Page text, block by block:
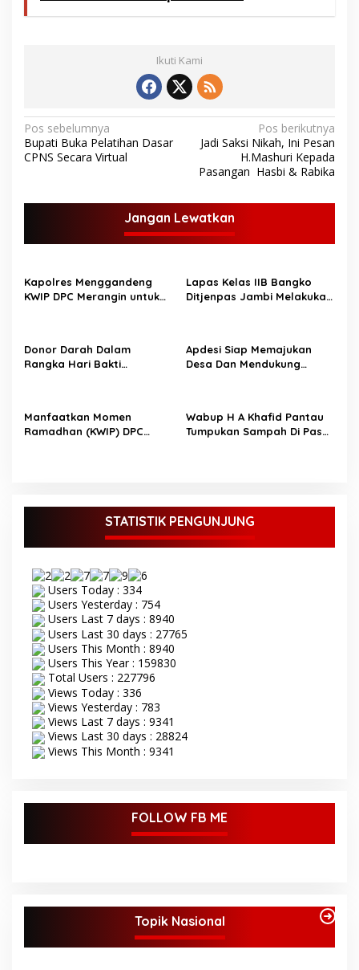
Ikuti Kami
N
a
i
a
i
s
Pos sebelumnya
Bupati Buka Pelatihan Dasar
CPNS Secara Virtual
Pos berikutnya
Jadi Saksi Nikah, Ini Pesan
H.Mashuri Kepada
Pasangan Hasbi & Rabika
Jangan Lewatkan
Kapolres Menggandeng
KWIP DPC Merangin untuk
bulan suci
Lapas Kelas IIB Bangko
Ditjenpas Jambi Melakukan
Donor Darah Dalam
Rangka Hari Bakti
Abundjani Merangin
Apdesi Siap Memajukan
Desa Dan Mendukung
Manfaatkan Momen
Ramadhan (KWIP) DPC
Wabup H A Khafid Pantau
Tumpukan Sampah Di Pasar
STATISTIK PENGUNJUNG
Users Today : 334
Users Yesterday : 754
Users Last 7 days : 8940
Users Last 30 days : 27765
Users This Month : 8940
Users This Year : 159830
Total Users : 227796
Views Today : 336
Views Yesterday : 783
Views Last 7 days : 9341
Views Last 30 days : 28824
Views This Month : 9341
FOLLOW FB ME
Topik Nasional